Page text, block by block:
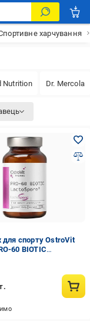
харчування
Nutrition Dr. Mercola
для спорту OstroVit
60 BIOTIC
60 капс. (000020825)